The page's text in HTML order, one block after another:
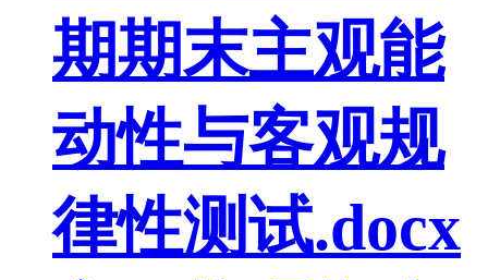
期期末主观能
动性与客观规
律性测试.docx